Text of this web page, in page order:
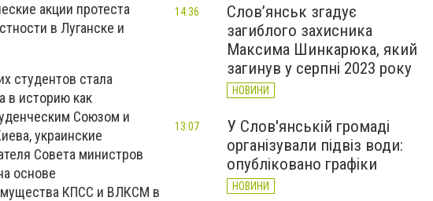
акции протеста
в Луганске и
студентов стала
в историю как
Союзом и
украинские
Совета министров
основе
КПСС и ВЛКСМ в
Слов’янськ згадує
загиблого захисника
Максима Шинкарюка, який
загинув у серпні 2023 року
НОВИНИ
14:36
У Слов'янській громаді
організували підвіз води:
опубліковано графіки
НОВИНИ
13:07